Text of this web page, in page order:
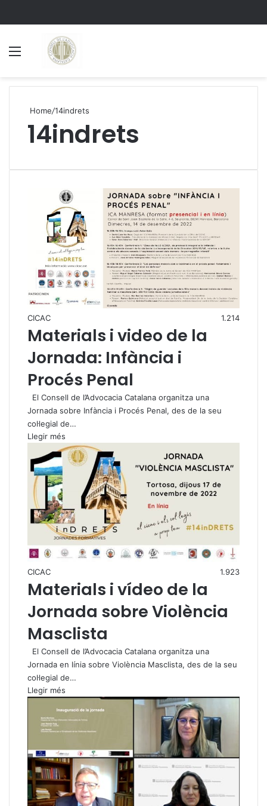
Home/14indrets
14indrets
CICAC 1.214
Materials i video de la
Jornada: Infància i
Procés Penal
El Consell de l’Advocacia Catalana organitza una
Jornada sobre Infància i Procés Penal, des de la seu
col·legial de…
Llegir més
CICAC 1.923
Materials i vídeo de la
Jornada sobre Violència
Masclista
El Consell de l’Advocacia Catalana organitza una
Jornada en línia sobre Violència Masclista, des de la seu
col·legial de…
Llegir més